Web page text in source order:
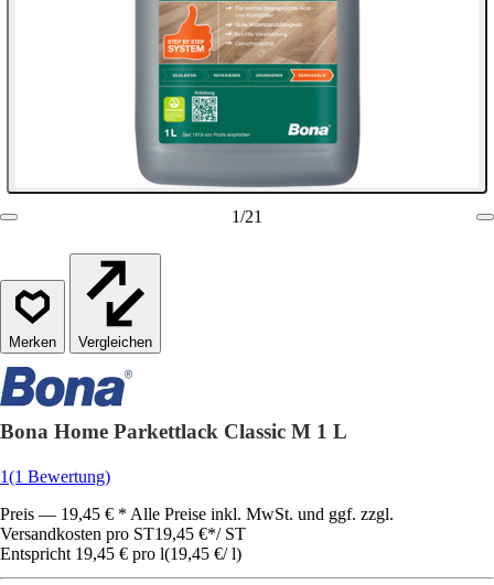
1/21
Vergleichen
Bona Home Parkettlack Classic M 1 L
1(1 Bewertung)
Preis — 19,45 € * Alle Preise inkl. MwSt. und ggf. zzgl.
Versandkosten pro ST19,45 €*/ ST
Entspricht 19,45 € pro l(19,45 €/ l)